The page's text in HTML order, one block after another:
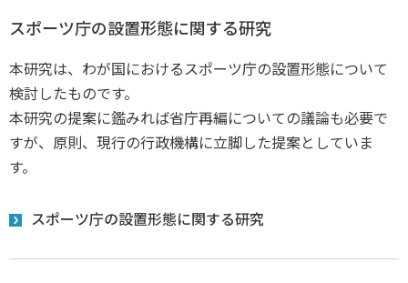
スポーツ庁の設置形態に関する研究
本研究は、わが国におけるスポーツ庁の設置形態について
検討したものです。
本研究の提案に鑑みれば省庁再編についての議論も必要で
すが、原則、現行の行政機構に立脚した提案としていま
す。
スポーツ庁の設置形態に関する研究